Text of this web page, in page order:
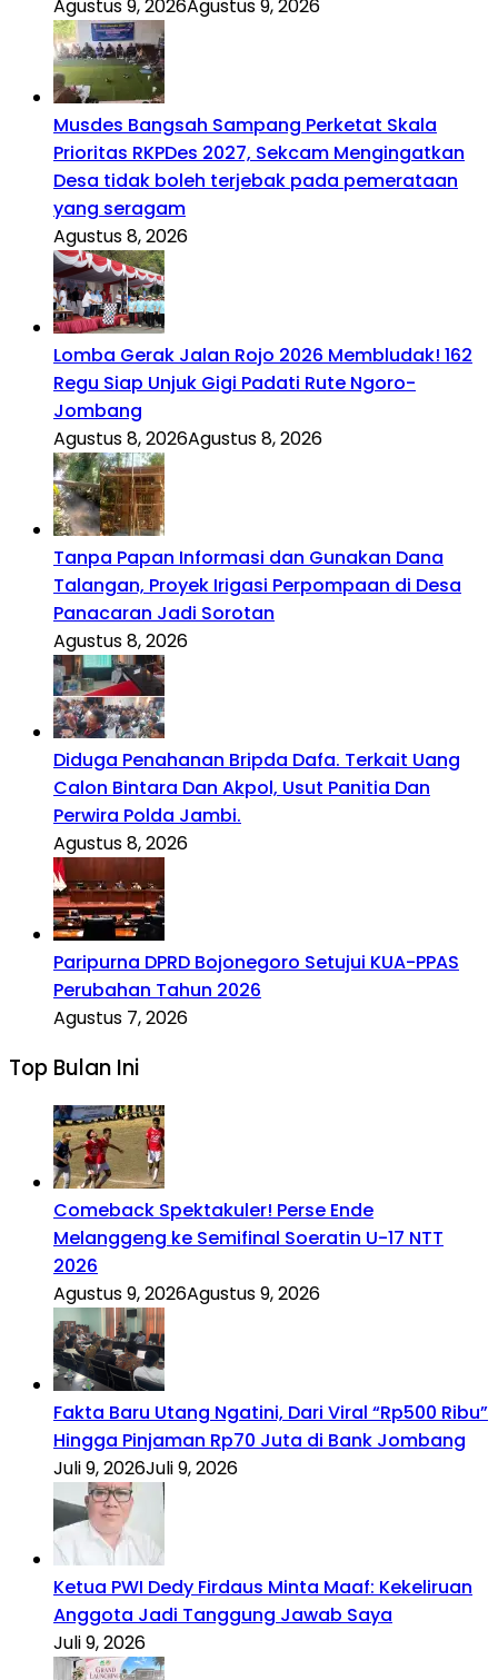
Agustus 9, 2026Agustus 9, 2026
Musdes Bangsah Sampang Perketat Skala
Prioritas RKPDes 2027, Sekcam Mengingatkan
Desa tidak boleh terjebak pada pemerataan
yang seragam
Agustus 8, 2026
Lomba Gerak Jalan Rojo 2026 Membludak! 162
Regu Siap Unjuk Gigi Padati Rute Ngoro-
Jombang
Agustus 8, 2026Agustus 8, 2026
Tanpa Papan Informasi dan Gunakan Dana
Talangan, Proyek Irigasi Perpompaan di Desa
Panacaran Jadi Sorotan
Agustus 8, 2026
Diduga Penahanan Bripda Dafa. Terkait Uang
Calon Bintara Dan Akpol, Usut Panitia Dan
Perwira Polda Jambi.
Agustus 8, 2026
Paripurna DPRD Bojonegoro Setujui KUA-PPAS
Perubahan Tahun 2026
Agustus 7, 2026
Top Bulan Ini
Comeback Spektakuler! Perse Ende
Melanggeng ke Semifinal Soeratin U-17 NTT
2026
Agustus 9, 2026Agustus 9, 2026
Fakta Baru Utang Ngatini, Dari Viral “Rp500 Ribu”
Hingga Pinjaman Rp70 Juta di Bank Jombang
Juli 9, 2026Juli 9, 2026
Ketua PWI Dedy Firdaus Minta Maaf: Kekeliruan
Anggota Jadi Tanggung Jawab Saya
Juli 9, 2026